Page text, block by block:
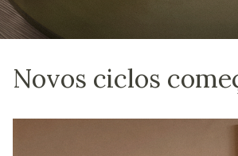
Novos ciclos